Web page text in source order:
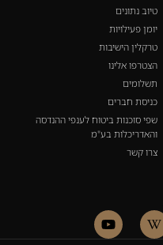
טיוב נתונים
יומן פעילויות
טרקלין הישיבות
הצטרפו אלינו
תשלומים
כניסת חברים
שפי סוכנות ביטוח לענפי ההנדסה
והאדריכלות בע"מ
צרו קשר